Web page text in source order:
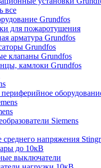
все
Grundfos
для пожаротушения
арматура Grundfos
Grundfos
клапаны Grundfos
камлоки Grundfos
Siemens
среднего напряжения
до 10кВ
выключатели